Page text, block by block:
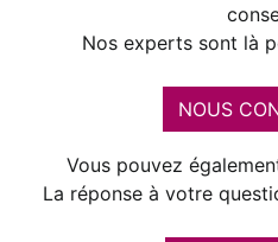
Nos experts sont là
NOUS
Vous pouvez
La réponse à votre